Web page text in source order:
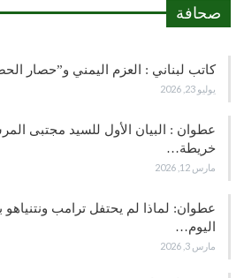
صحافة
كاتب لبناني : العزم اليمني و”حصار
يوليو 23, 2026
عطوان : البيان الأول للسيد مجتبى
خريطة…
مارس 12, 2026
عطوان: لماذا لم يحتفل ترامب ونتنياهو
اليوم…
مارس 3, 2026